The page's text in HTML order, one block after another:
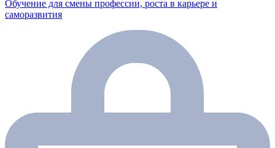
Обучение для смены профессии, роста в карьере и
саморазвития